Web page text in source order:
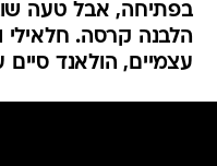
בפתיחה, אבל טעה
הלבנה קרסה. חלאילי
עצמיים, הולאנד